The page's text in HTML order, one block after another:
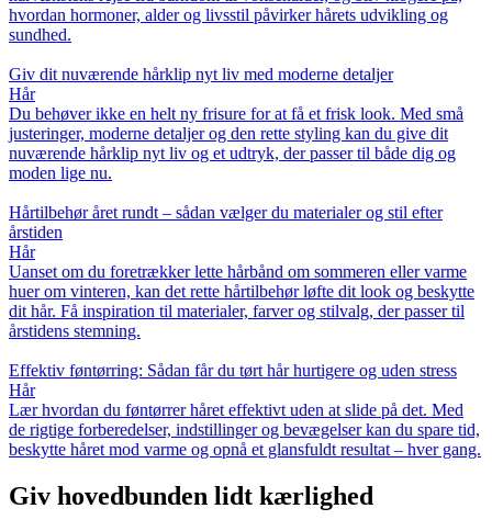
hvordan hormoner, alder og livsstil påvirker hårets udvikling og
sundhed.
Giv dit nuværende hårklip nyt liv med moderne detaljer
Hår
Du behøver ikke en helt ny frisure for at få et frisk look. Med små
justeringer, moderne detaljer og den rette styling kan du give dit
nuværende hårklip nyt liv og et udtryk, der passer til både dig og
moden lige nu.
Hårtilbehør året rundt – sådan vælger du materialer og stil efter
årstiden
Hår
Uanset om du foretrækker lette hårbånd om sommeren eller varme
huer om vinteren, kan det rette hårtilbehør løfte dit look og beskytte
dit hår. Få inspiration til materialer, farver og stilvalg, der passer til
årstidens stemning.
Effektiv føntørring: Sådan får du tørt hår hurtigere og uden stress
Hår
Lær hvordan du føntørrer håret effektivt uden at slide på det. Med
de rigtige forberedelser, indstillinger og bevægelser kan du spare tid,
beskytte håret mod varme og opnå et glansfuldt resultat – hver gang.
Giv hovedbunden lidt kærlighed